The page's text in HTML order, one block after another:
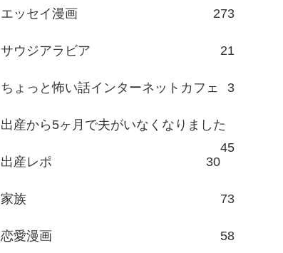
エッセイ漫画 273
サウジアラビア 21
ちょっと怖い話インターネットカフェ 3
出産から5ヶ月で夫がいなくなりました
45
出産レポ
30
家族 73
恋愛漫画 58